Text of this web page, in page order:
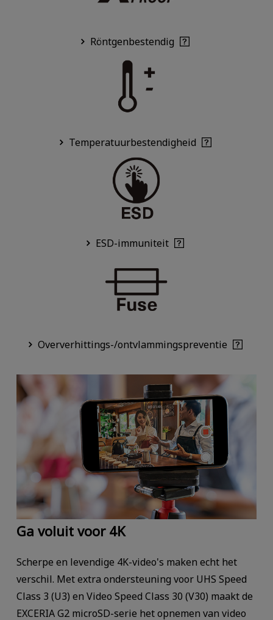
Röntgenbestendig
Temperatuurbestendigheid
ESD-immuniteit
Oververhittings-/ontvlammingspreventie
Ga voluit voor 4K
Scherpe en levendige 4K-video's maken echt het
verschil. Met extra ondersteuning voor UHS Speed
Class 3 (U3) en Video Speed Class 30 (V30) maakt de
EXCERIA G2 microSD-serie het opnemen van video